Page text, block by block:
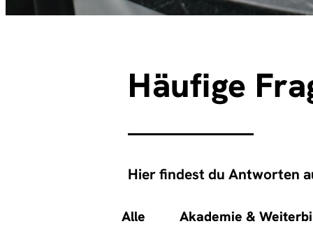
Häufige
Hier findest du Antworten
Alle
Akademie &